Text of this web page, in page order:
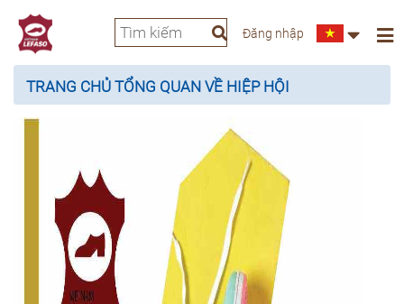
Đăng nhập
TRANG CHỦ TỔNG QUAN VỀ HIỆP HỘI